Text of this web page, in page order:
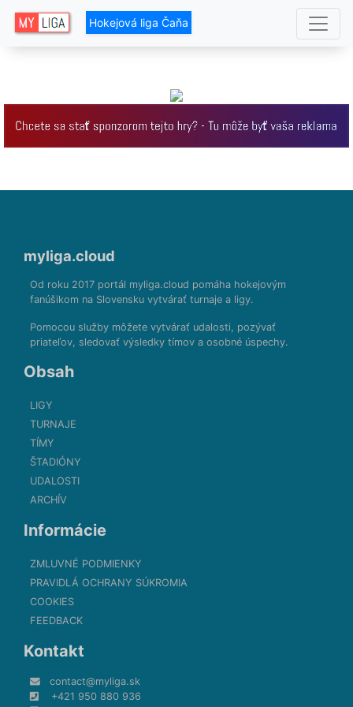
Hokejová liga Čaňa
myliga.cloud
Od roku 2017 portál myliga.cloud pomáha hokejovým
fanúšikom na Slovensku vytvárať turnaje a ligy.
Pomocou služby môžete vytvárať udalosti, pozývať
priateľov, sledovať výsledky tímov a osobné úspechy.
Obsah
LIGY
TURNAJE
TÍMY
ŠTADIÓNY
UDALOSTI
ARCHÍV
Informácie
ZMLUVNÉ PODMIENKY
PRAVIDLÁ OCHRANY SÚKROMIA
COOKIES
FEEDBACK
Kontakt
contact@myliga.sk
+421 950 880 936